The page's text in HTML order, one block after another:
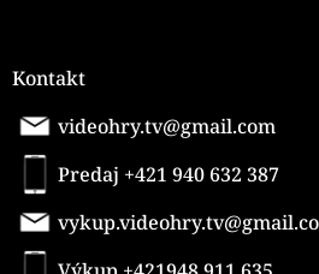
Kontakt
videohry.tv@gmail.com
Predaj +421 940 632 387